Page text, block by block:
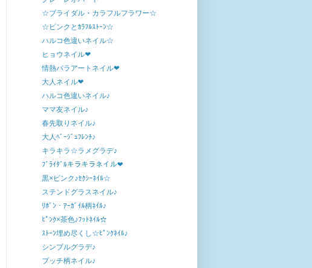
☆ブライダル・カラフルフラワー☆
☆ピンクとｶﾗﾌﾙｽﾄｰﾝ☆
ハルコ色違いネイル☆
ヒョウネイル❤
情熱バラアートネイル❤
大人ネイル❤
ハルコ色違いネイル♪
ママ友ネイル♪
春先取りネイル♪
大人ﾍﾞｰｼﾞｭﾌﾚﾝﾁ♪
キラキラ☆ラメグラデ♪
ﾌﾞﾗｲﾀﾞﾙキラキラネイル❤
黒×ピンク♪ｾｸｼｰﾈｲﾙ☆
ステンドグラスネイル♪
ﾘﾎﾞﾝ・ｱｰｶﾞｲﾙ柄ﾈｲﾙ♪
ﾋﾟﾝｸ×茶色♪ﾌｯﾄﾈｲﾙ☆
ｽﾄｰﾝ埋め尽くし☆ﾋﾟﾝｸﾈｲﾙ♪
シンプルグラデ♪
プッチ柄ネイル♪